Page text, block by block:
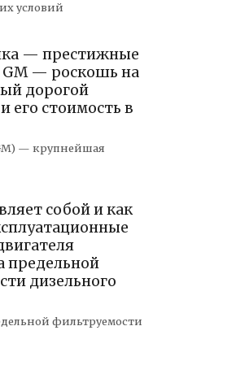
условий
— престижные
— роскошь на
дорогой
его стоимость в
— крупнейшая
собой и как
предельной
дизельного
фильтруемости